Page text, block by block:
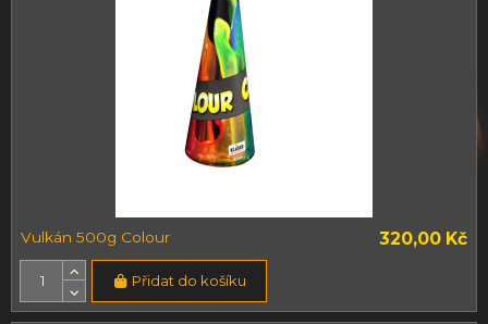
Vulkán 500g Colour 320,00 Kč
Přidat do košíku